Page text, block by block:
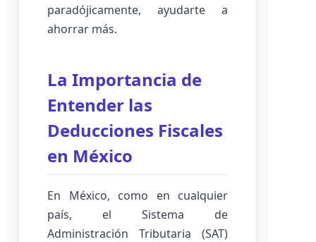
paradójicamente, ayudarte a
ahorrar más.
La Importancia de
Entender las
Deducciones Fiscales
en México
En México, como en cualquier
país, el Sistema de
Administración Tributaria (SAT)